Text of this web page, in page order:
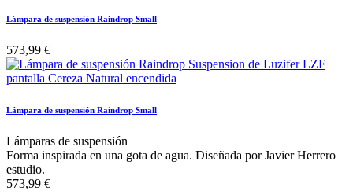
Lámpara de suspensión Raindrop Small
573,99 €
Lámpara de suspensión Raindrop Small
Lámparas de suspensión
Forma inspirada en una gota de agua. Diseñada por Javier Herrero
estudio.
573,99 €